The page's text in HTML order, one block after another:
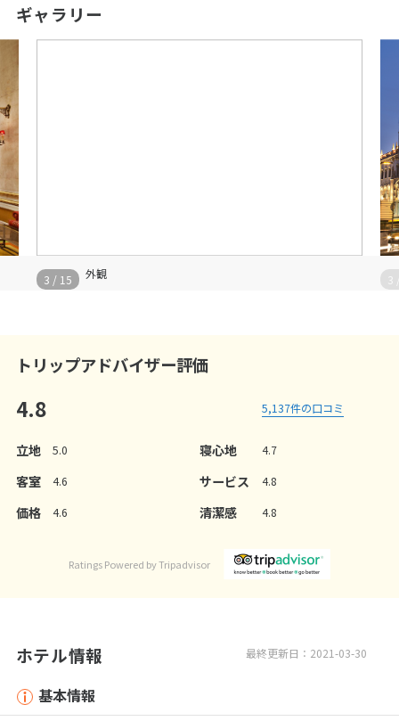
ギャラリー
外観
3 / 15 3
トリップアドバイザー評価
4.8 5,137件の口コミ
立地 5.0 寝心地 4.7
客室 4.6 サービス 4.8
価格 4.6 清潔感 4.8
Ratings Powered by Tripadvisor
最終更新日：2021-03-30
ホテル情報
基本情報